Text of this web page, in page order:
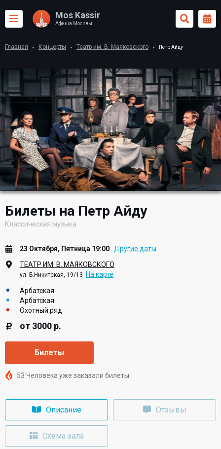
Mos Kassir
Афиша Москвы
Главная Концерты Театр им. В. Маяковского Петр Айду
Билеты на Петр Айду
Классическая музыка
23 Октября, Пятница 19:00
Другие даты
ТЕАТР ИМ. В. МАЯКОВСКОГО
ул. Б.Никитская, 19/13 На карте
Арбатская
Арбатская
Охотный ряд
от 3000 р.
Билеты
53 Человека уже заказали билеты
Описание Отзывы
Схема зала